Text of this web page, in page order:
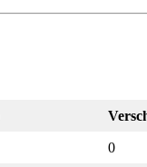
0